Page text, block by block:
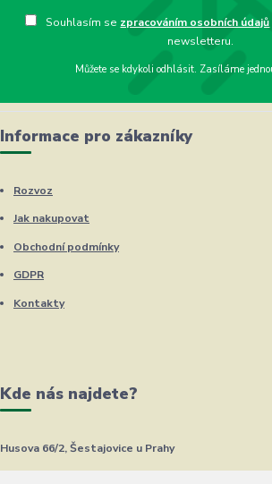
Souhlasím se zpracováním osobních údajů
newsletteru.
Můžete se kdykoli odhlásit. Zasíláme
Informace pro zákazníky
Rozvoz
Jak nakupovat
Obchodní podmínky
GDPR
Kontakty
Kde nás najdete?
Husova 66/2, Šestajovice u Prahy